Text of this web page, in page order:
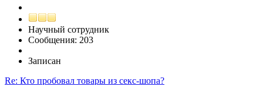
Научный сотрудник
Сообщения: 203
Записан
Re: Кто пробовал товары из секс-шопа?